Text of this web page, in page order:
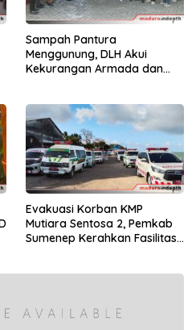
Sampah Pantura
Menggunung, DLH Akui
Kekurangan Armada dan
Evakuasi Korban KMP
Mutiara Sentosa 2, Pemkab
Sumenep Kerahkan Fasilitas